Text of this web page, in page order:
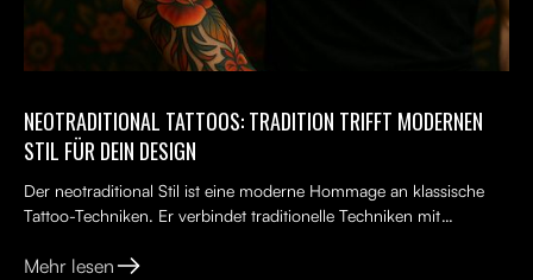
NEOTRADITIONAL TATTOOS: TRADITION TRIFFT MODERNEN
STIL FÜR DEIN DESIGN
Der neotraditional Stil ist eine moderne Hommage an klassische
Tattoo-Techniken. Er verbindet traditionelle Techniken mit
Mehr lesen